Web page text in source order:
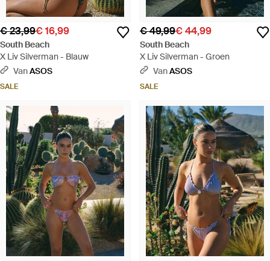
€ 23,99€ 16,99
South Beach
X Liv Silverman - Blauw
VanASOS
SALE
€ 49,99€ 44,99
South Beach
X Liv Silverman - Groen
VanASOS
SALE